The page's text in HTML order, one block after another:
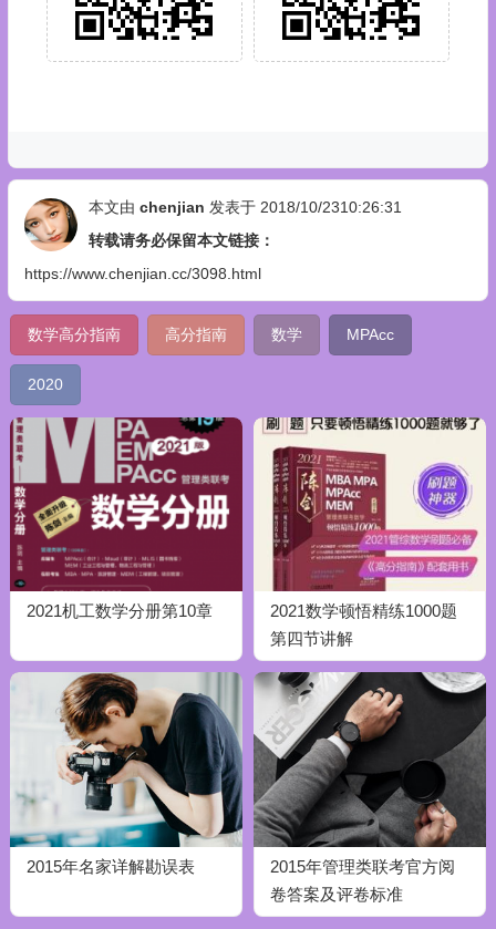
本文由 chenjian 发表于 2018/10/2310:26:31
转载请务必保留本文链接：
https://www.chenjian.cc/3098.html
数学高分指南 高分指南 数学 MPAcc
2020
2021机工数学分册第10章
2021数学顿悟精练1000题
第四节讲解
2015年名家详解勘误表
2015年管理类联考官方阅
卷答案及评卷标准